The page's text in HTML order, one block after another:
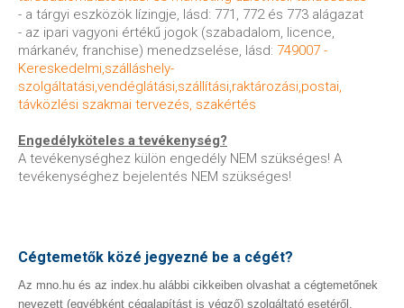
- a tárgyi eszközök lízingje, lásd: 771, 772 és 773 alágazat
- az ipari vagyoni értékű jogok (szabadalom, licence,
márkanév, franchise) menedzselése, lásd: 749007 -
Kereskedelmi,szálláshely-
szolgáltatási,vendéglátási,szállítási,raktározási,postai,
távközlési szakmai tervezés, szakértés
Engedélyköteles a tevékenység?
A tevékenységhez külön engedély NEM szükséges! A
tevékenységhez bejelentés NEM szükséges!
Cégtemetők közé jegyezné be a cégét?
Az mno.hu és az index.hu alábbi cikkeiben olvashat a cégtemetőnek
nevezett (egyébként cégalapítást is végző) szolgáltató esetéről.